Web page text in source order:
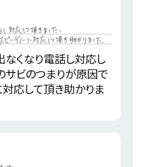
なくなり電話し対応し
サビのつまりが原因で
対応して頂き助かりま